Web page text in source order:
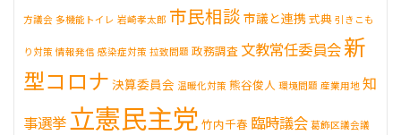
方議会 多機能トイレ 岩崎孝太郎 市民相談 市議と連携 式典 引きこも
り対策 情報発信 感染症対策 拉致問題 政務調査 文教常任委員会 新
型コロナ 決算委員会 温暖化対策 熊谷俊人 環境問題 産業用地 知
事選挙 立憲民主党 竹内千春 臨時議会 葛飾区議会議